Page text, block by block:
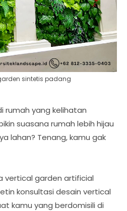
sintetis padang
rumah yang kelihatan
suasana rumah lebih hijau
lahan? Tenang, kamu gak
vertical garden artificial
konsultasi desain vertical
kamu yang berdomisili di